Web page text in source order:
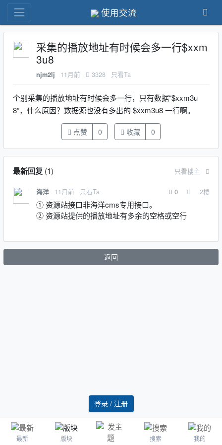
最新 版块 搜索 我的
登录 / 注册
使用交流
采集的播放地址有时候会多一行$xxm
3u8
njm2lj 11月前 3328 只看Ta
个别采集的播放地址有时候会多一行，只有数据“$xxm3u
8”，什么原因？数据源也没有多出的 $xxm3u8 一行啊。
点赞 0 收藏 0
最新回复(1) 只看楼主
海洋 11月前 只看Ta 0 2楼
① 资源站接口非海洋cms专用接口。
② 资源站提供的播放地址有多余的空格或空行
返回